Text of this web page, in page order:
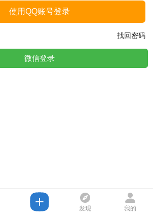
使用QQ账号登录
找回密码
微信登录
发现 我的